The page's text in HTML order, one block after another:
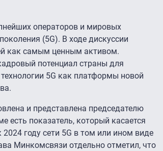
операторов и мировых
(5G). В ходе дискуссии
как самым ценным активом.
потенциал страны для
5G как платформы новой
и представлена председателю
показатель, который касается
2024 году сети 5G в том или ином виде
Минкомсвязи отдельно отметил, что